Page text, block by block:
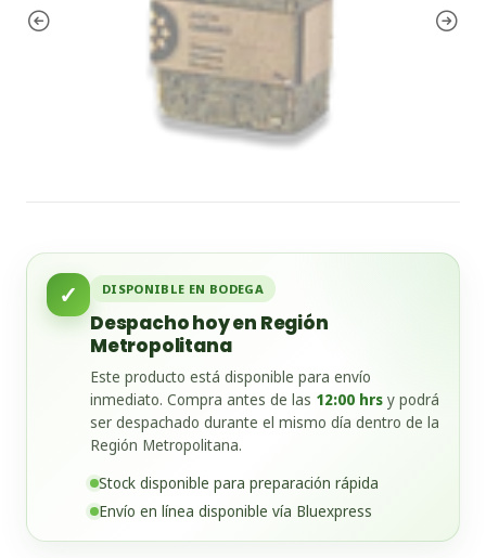
✓ DISPONIBLE EN BODEGA
Despacho hoy en Región
Metropolitana
Este producto está disponible para envío
inmediato. Compra antes de las 12:00 hrs y podrá
ser despachado durante el mismo día dentro de la
Región Metropolitana.
Stock disponible para preparación rápida
Envío en línea disponible vía Bluexpress